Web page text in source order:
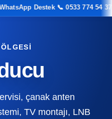
Destek 📞 0533 774 54 37
çanak anten
TV montajı, LNB